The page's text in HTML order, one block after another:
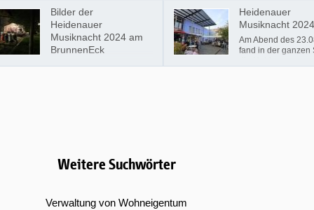
Bilder der
Heidenauer
Musiknacht 2024 am
BrunnenEck
Heidenauer
Musiknacht 2024
Am Abend des 23.08.2024
fand in der ganzen Stadt
Weitere Suchwörter
Verwaltung von Wohneigentum